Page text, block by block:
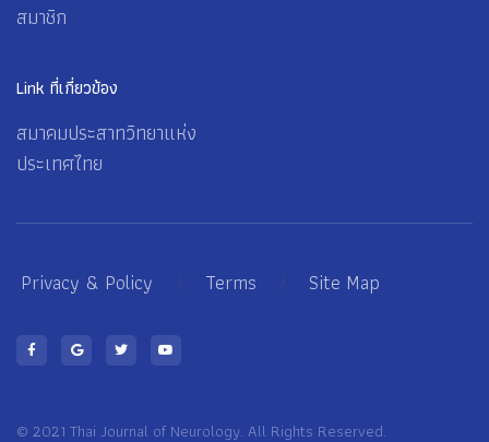
สมาชิก
Link ที่เกี่ยวข้อง
สมาคมประสาทวิทยาแห่ง
ประเทศไทย
Privacy & Policy / Terms / Site Map
© 2021 Thai Journal of Neurology. All Rights Reserved.